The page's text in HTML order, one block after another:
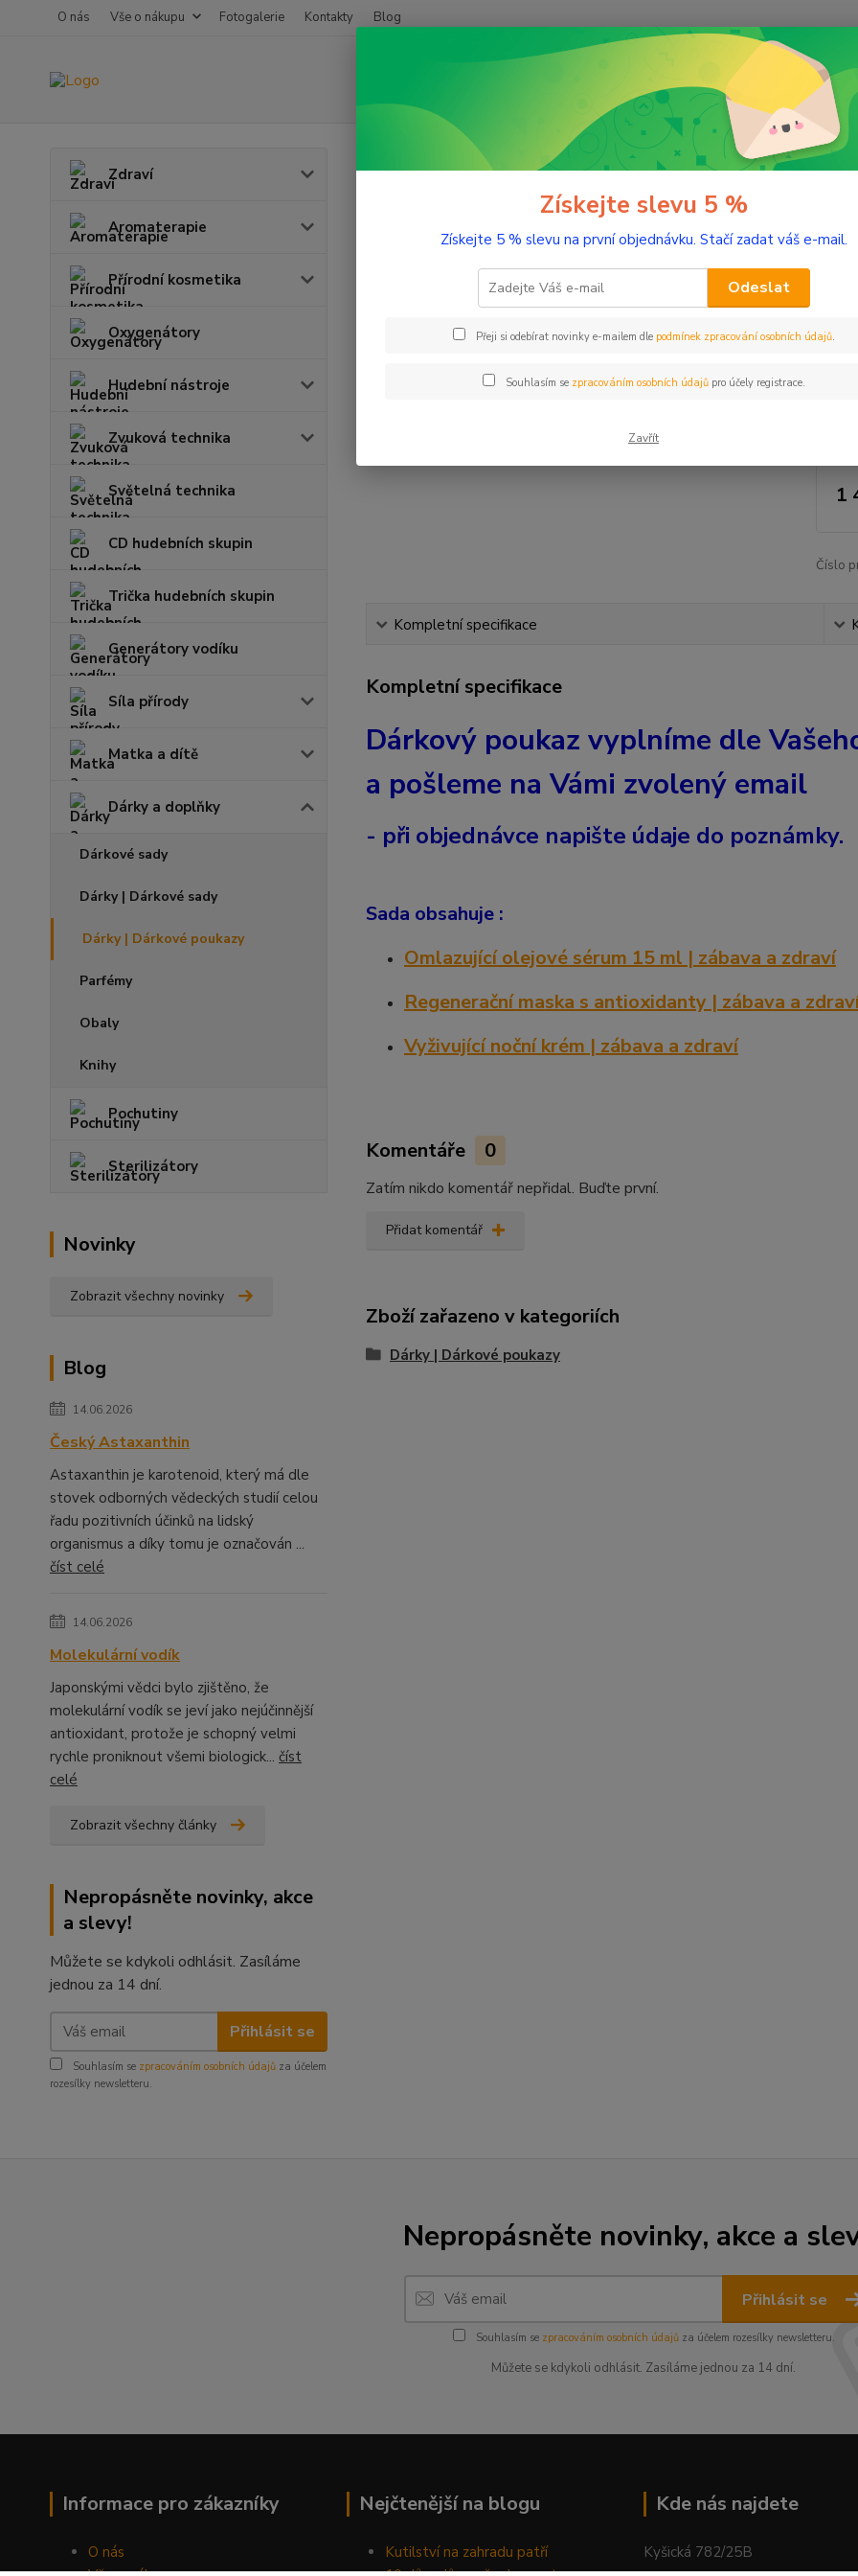
O nás Vše o nákupu Fotogalerie Kontakty Blog
(Po-
Zdraví
Aromaterapie
Přírodní kosmetika
Oxygenátory
Hudební nástroje
Zvuková technika
Světelná technika
CD hudebních skupin
Trička hudebních skupin
Generátory vodíku
Síla přírody
Matka a dítě
Dárky a doplňky
Dárkové sady
Dárky | Dárkové sady
Dárky | Dárkové poukazy
Parfémy
Obaly
Knihy
Pochutiny
Sterilizátory
Novinky
Zobrazit všechny novinky
Blog
14.06.2026
Český Astaxanthin
Astaxanthin je karotenoid, který má dle
stovek odborných vědeckých studií celou
řadu pozitivních účinků na lidský
organismus a díky tomu je označován ...
číst celé
14.06.2026
Molekulární vodík
Japonskými vědci bylo zjištěno, že
molekulární vodík se jeví jako nejúčinnější
antioxidant, protože je schopný velmi
rychle proniknout všemi biologick... číst
celé
Zobrazit všechny články
Nepropásněte novinky, akce
a slevy!
Můžete se kdykoli odhlásit. Zasíláme
jednou za 14 dní.
Přihlásit se
Souhlasím se zpracováním osobních údajů za účelem
rozesílky newsletteru.
Dárky a doplňky Dárky | Dárkové poukazy Kompletní kosmetický
Kompletní kosmetický set - dárkový
1
Číslo
Kompletní specifikace
Kompletní specifikace
Dárkový poukaz vyplníme dle
a pošleme na Vámi zvolený email
- při objednávce napište údaje do poznámky.
Sada obsahuje :
Omlazující olejové sérum 15 ml | zábava a zdraví
Regenerační maska s antioxidanty | zábava a
Vyživující noční krém | zábava a zdraví
Komentáře 0
Zatím nikdo komentář nepřidal. Buďte první.
Přidat komentář
Zboží zařazeno v kategoriích
Dárky | Dárkové poukazy
Nepropásněte novinky, akce a
Přihlásit se
Souhlasím se zpracováním osobních údajůza účelem rozesílky newsletteru.
Můžete se kdykoli odhlásit. Zasíláme jednou za 14 dní.
Informace pro zákazníky
O nás
Nejčtenější na blogu
Kutilství na zahradu patří
Kde nás najdete
Kyšická 782/25B
Získejte slevu 5 %
Získejte 5 % slevu na první objednávku. Stačí zadat váš e-mail.
Odeslat
Přeji si odebírat novinky e-mailem dle podmínek zpracování osobních údajů.
Souhlasím se zpracováním osobních údajůpro účely registrace.
Zavřít